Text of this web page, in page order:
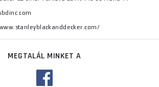
MEGTALÁL MINKET A